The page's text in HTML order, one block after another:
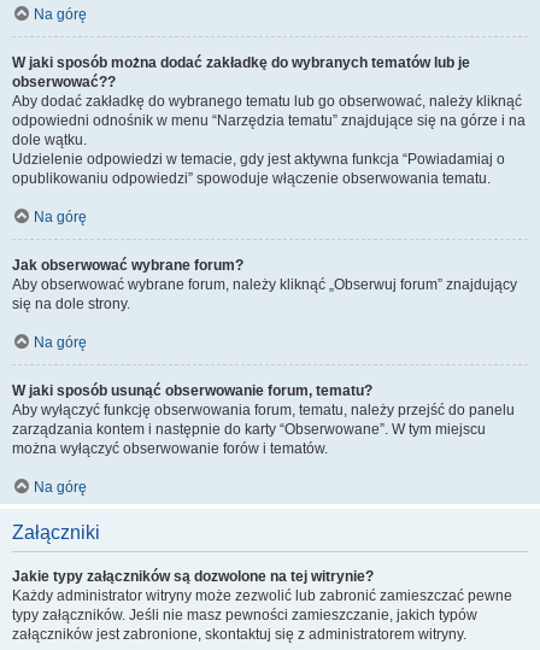
Na górę
W jaki sposób można dodać zakładkę do wybranych tematów lub je
obserwować??
Aby dodać zakładkę do wybranego tematu lub go obserwować, należy kliknąć
odpowiedni odnośnik w menu “Narzędzia tematu” znajdujące się na górze i na
dole wątku.
Udzielenie odpowiedzi w temacie, gdy jest aktywna funkcja “Powiadamiaj o
opublikowaniu odpowiedzi” spowoduje włączenie obserwowania tematu.
Na górę
Jak obserwować wybrane forum?
Aby obserwować wybrane forum, należy kliknąć „Obserwuj forum” znajdujący
się na dole strony.
Na górę
W jaki sposób usunąć obserwowanie forum, tematu?
Aby wyłączyć funkcję obserwowania forum, tematu, należy przejść do panelu
zarządzania kontem i następnie do karty “Obserwowane”. W tym miejscu
można wyłączyć obserwowanie forów i tematów.
Na górę
Załączniki
Jakie typy załączników są dozwolone na tej witrynie?
Każdy administrator witryny może zezwolić lub zabronić zamieszczać pewne
typy załączników. Jeśli nie masz pewności zamieszczanie, jakich typów
załączników jest zabronione, skontaktuj się z administratorem witryny.